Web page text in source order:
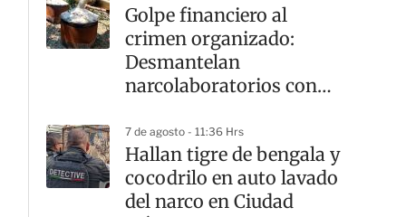
Golpe financiero al
crimen organizado:
Desmantelan
narcolaboratorios con
mdp
7 de agosto - 11:36 Hrs
Hallan tigre de bengala y
cocodrilo en auto lavado
del narco en Ciudad